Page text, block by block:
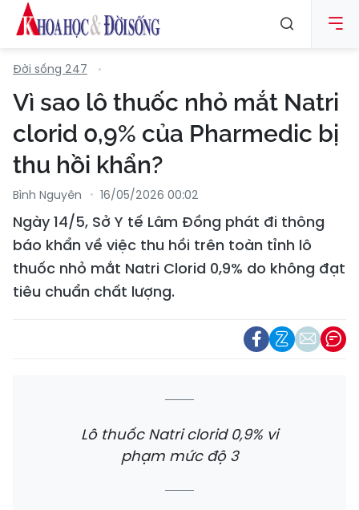
Đời sống 247
Vì sao lô thuốc nhỏ mắt Natri
clorid 0,9% của Pharmedic bị
thu hồi khẩn?
Bình Nguyên 16/05/2026 00:02
Ngày 14/5, Sở Y tế Lâm Đồng phát đi thông
báo khẩn về việc thu hồi trên toàn tỉnh lô
thuốc nhỏ mắt Natri Clorid 0,9% do không đạt
tiêu chuẩn chất lượng.
Lô thuốc Natri clorid 0,9% vi
phạm mức độ 3